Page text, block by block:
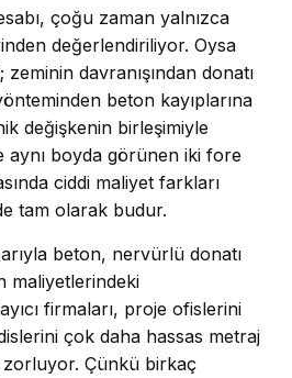
çoğu zaman yalnızca
değerlendiriliyor. Oysa
davranışından donatı
beton kayıplarına
değişkenin birleşimiyle
aynı boyda görünen iki fore
ciddi maliyet farkları
tam olarak budur.
beton, nervürlü donatı
maliyetlerindeki
firmaları, proje ofislerini
çok daha hassas metraj
zorluyor. Çünkü birkaç